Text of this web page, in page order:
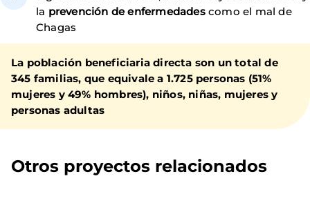
la prevención de enfermedadescomo el mal de
Chagas
La población beneficiaria directa son un total de
345 familias, que equivale a 1.725 personas (51%
mujeres y 49% hombres), niños, niñas, mujeres y
personas adultas
Otros proyectos relacionados